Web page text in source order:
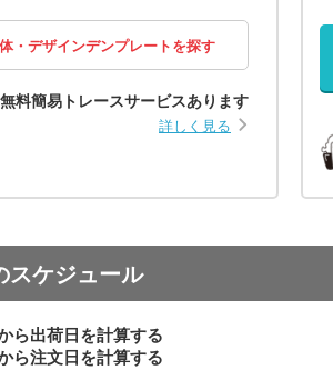
・デザインデンプレートを探す
無料簡易トレースサービスあります
詳しく見る
スケジュール
ら出荷日を計算する
ら注文日を計算する